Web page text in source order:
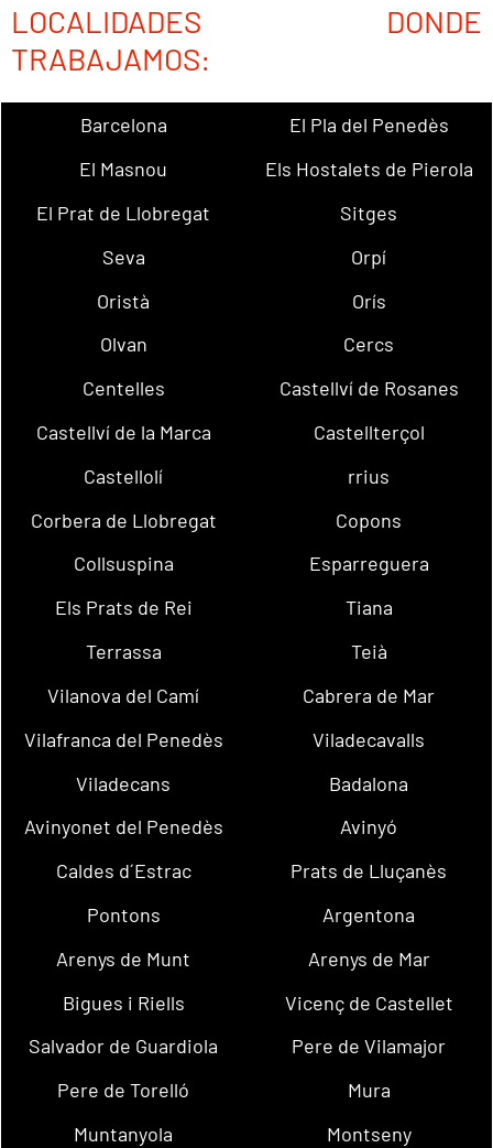
LOCALIDADES DONDE
TRABAJAMOS:
Barcelona
El Pla del Penedès
El Masnou
Els Hostalets de Pierola
El Prat de Llobregat
Sitges
Seva
Orpí
Oristà
Orís
Olvan
Cercs
Centelles
Castellví de Rosanes
Castellví de la Marca
Castellterçol
Castellolí
rrius
Corbera de Llobregat
Copons
Collsuspina
Esparreguera
Els Prats de Rei
Tiana
Terrassa
Teià
Vilanova del Camí
Cabrera de Mar
Vilafranca del Penedès
Viladecavalls
Viladecans
Badalona
Avinyonet del Penedès
Avinyó
Caldes d´Estrac
Prats de Lluçanès
Pontons
Argentona
Arenys de Munt
Arenys de Mar
Bigues i Riells
Vicenç de Castellet
Salvador de Guardiola
Pere de Vilamajor
Pere de Torelló
Mura
Muntanyola
Montseny